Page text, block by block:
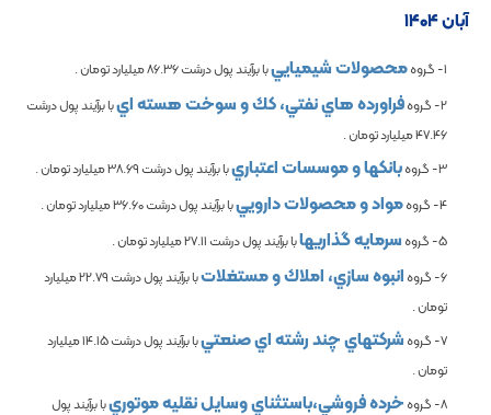
آبان ۱۴۰۴
1- گروه محصولات شيمياييبا برآیند پول درشت86.36میلیارد تومان .
2- گروه
فراورده هاي نفتي، كك و سوخت هسته ايبا برآیند پول درشت
47.46میلیارد تومان .
3- گروه
بانكها و موسسات اعتباريبا برآیند پول درشت38.69میلیارد تومان .
4- گروه
مواد و محصولات داروييبا برآیند پول درشت36.60میلیارد تومان .
5- گروه
سرمايه گذاريهابا برآیند پول درشت27.11میلیارد تومان .
6- گروه
انبوه سازي، املاك و مستغلاتبا برآیند پول درشت22.79میلیارد
تومان .
7- گروه
شرکتهاي چند رشته اي صنعتيبا برآیند پول درشت14.15میلیارد
تومان .
8- گروه
خرده فروشي،باستثناي وسايل نقليه موتوريبا برآیند پول